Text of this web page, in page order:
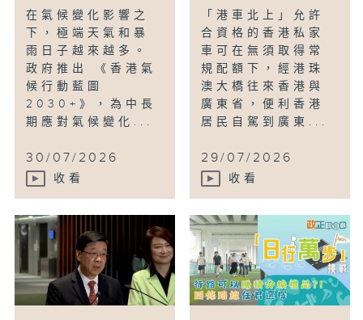
在氣候變化影響之
下，極端天氣和暴
雨日子越來越多。
政府推出 《香港氣
候行動藍圖
2030+》，為中長
期應對氣候變化...
30/07/2026
收看
「港車北上」允許
合資格的香港私家
車可在無須取得常
規配額下，經港珠
澳大橋往來香港與
廣東省，便利香港
居民自駕到廣東...
29/07/2026
收看